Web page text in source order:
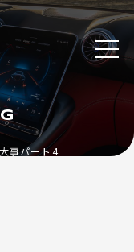
事パート4